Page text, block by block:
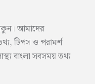
আমাদের
টিপস ও পরামর্শ
বাংলা সবসময় তথ্য